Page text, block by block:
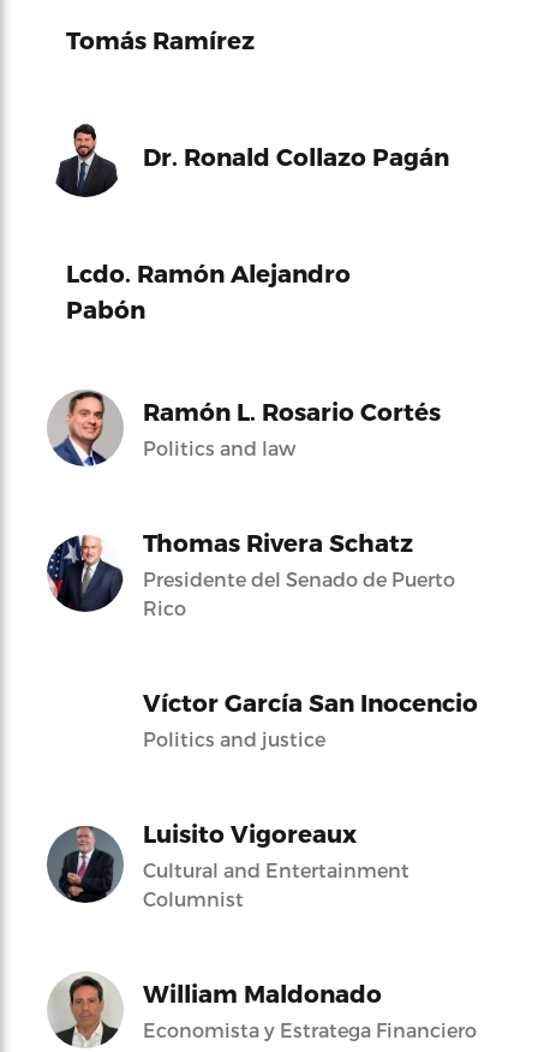
Tomás Ramírez
Dr. Ronald Collazo Pagán
Lcdo. Ramón Alejandro
Pabón
Ramón L. Rosario Cortés
Politics and law
Thomas Rivera Schatz
Presidente del Senado de Puerto
Rico
Víctor García San Inocencio
Politics and justice
Luisito Vigoreaux
Cultural and Entertainment
Columnist
William Maldonado
Economista y Estratega Financiero